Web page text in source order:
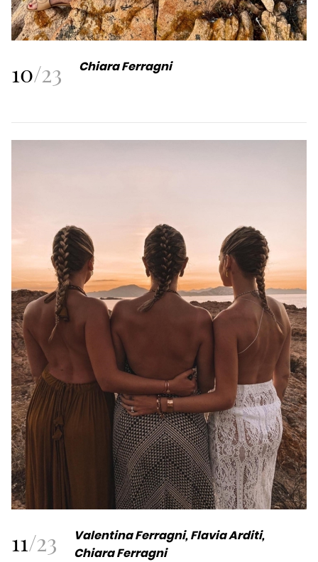
10/23 Chiara Ferragni
11/23
Valentina Ferragni, Flavia Arditi,
Chiara Ferragni